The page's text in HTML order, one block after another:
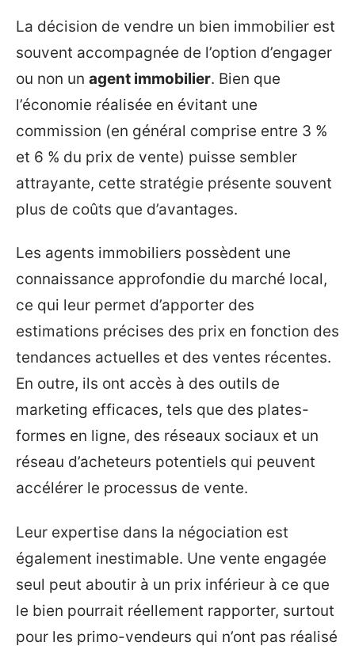
La décision de vendre un bien immobilier est
souvent accompagnée de l’option d’engager
ou non un agent immobilier. Bien que
l’économie réalisée en évitant une
commission (en général comprise entre 3 %
et 6 % du prix de vente) puisse sembler
attrayante, cette stratégie présente souvent
plus de coûts que d’avantages.
Les agents immobiliers possèdent une
connaissance approfondie du marché local,
ce qui leur permet d’apporter des
estimations précises des prix en fonction des
tendances actuelles et des ventes récentes.
En outre, ils ont accès à des outils de
marketing efficaces, tels que des plates-
formes en ligne, des réseaux sociaux et un
réseau d’acheteurs potentiels qui peuvent
accélérer le processus de vente.
Leur expertise dans la négociation est
également inestimable. Une vente engagée
seul peut aboutir à un prix inférieur à ce que
le bien pourrait réellement rapporter, surtout
pour les primo-vendeurs qui n’ont pas réalisé